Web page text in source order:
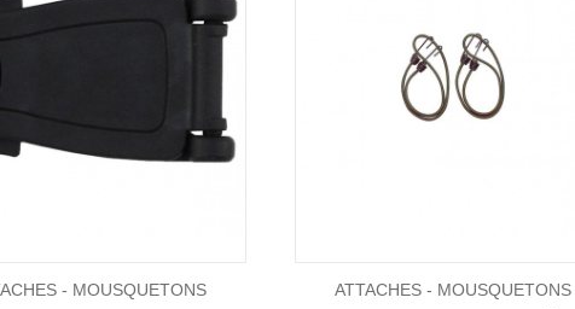
- MOUSQUETONS ATTACHES - MOUSQUETONS